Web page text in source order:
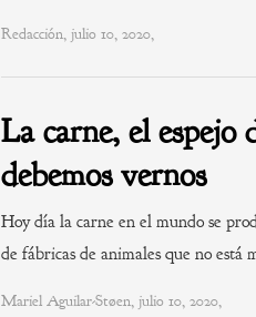
Redacción, julio 10, 2020,
La carne, el espejo
debemos vernos
Hoy día la carne en el mundo se
de fábricas de animales que no está
Mariel Aguilar-Støen, julio 10, 2020,